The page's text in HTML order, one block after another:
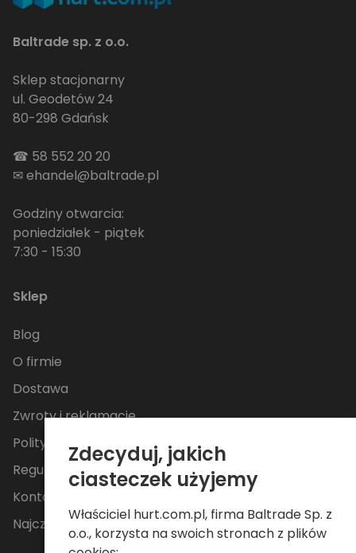
Baltrade sp. z o.o.
Sklep stacjonarny
ul. Geodetów 24
80-298 Gdańsk
☎ 58 552 20 20
✉ehandel@baltrade.pl
Godziny otwarcia:
poniedziałek - piątek
7:30 - 15:30
Sklep
Blog
O firmie
Dostawa
Zwroty i reklamacje
Polityka Prywatności
Regulamin
Kontakt
Najczęściej zadawane pytania
Zdecyduj, jakich
ciasteczek użyjemy
Właściciel hurt.com.pl, firma Baltrade Sp. z
o.o., korzysta na swoich stronach z plików